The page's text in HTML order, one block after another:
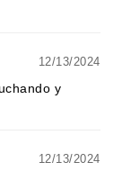
12/13/2024
y
12/13/2024